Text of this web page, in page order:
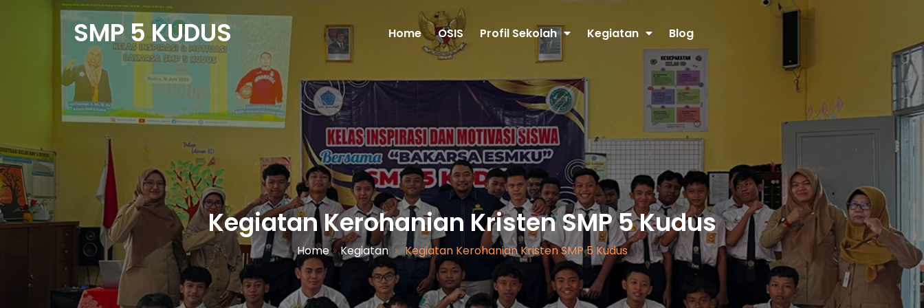
SMP 5 KUDUS Home OSIS Profil Sekolah Kegiatan Blog
Kegiatan Kerohanian Kristen SMP 5 Kudus
Home»Kegiatan»Kegiatan Kerohanian Kristen SMP 5 Kudus